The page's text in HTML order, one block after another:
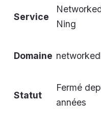
Service
Ning
Domaine
Statut
Fermé
années